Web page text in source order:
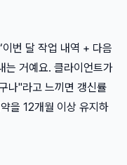
번 달 작업 내역 + 다음
는 거예요. 클라이언트가
나"라고 느끼면 갱신률
을 12개월 이상 유지하